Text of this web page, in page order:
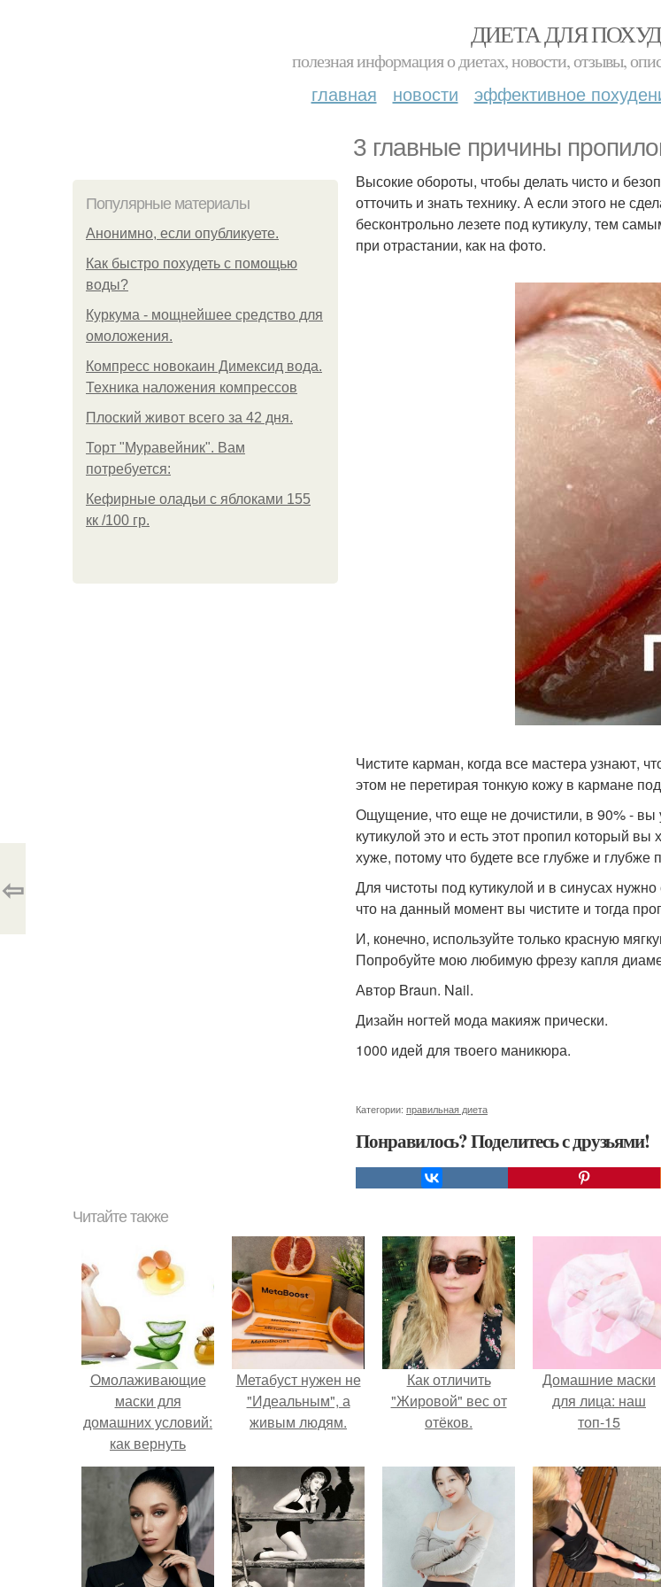
ДИЕТА ДЛЯ
полезная информация о диетах, новости, отзывы,
главная новости эффективное
3 главные причины
Популярные материалы
Анонимно, если опубликуете.
Как быстро похудеть с помощью
воды?
Куркума - мощнейшее средство для
омоложения.
Компресс новокаин Димексид вода.
Техника наложения компрессов
Плоский живот всего за 42 дня.
Торт "Муравейник". Вам
потребуется:
Кефирные оладьи с яблоками 155
кк /100 гр.
Высокие обороты, чтобы делать чисто и
отточить и знать технику. А если этого не
бесконтрольно лезете под кутикулу, тем
при отрастании, как на фото.
Чистите карман, когда все мастера узнают,
этом не перетирая тонкую кожу в кармане
Ощущение, что еще не дочистили, в 90% - вы
кутикулой это и есть этот пропил который
хуже, потому что будете все глубже и глубже
Для чистоты под кутикулой и в синусах
что на данный момент вы чистите и тогда
И, конечно, используйте только красную
Попробуйте мою любимую фрезу капля
Автор Braun. Nail.
Дизайн ногтей мода макияж прически.
1000 идей для твоего маникюра.
Категории: правильная диета
Понравилось? Поделитесь с друзьями!
⇦
Читайте также
Омолаживающие
маски для
домашних условий:
как вернуть
молодость своей
коже
Метабуст нужен не
"Идеальным", а
живым людям.
Как отличить
"Жировой" вес от
отёков.
Домашние маски
для лица: наш
топ-15